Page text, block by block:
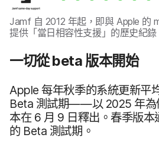
Jamf 自 2012 年​起，​即​與Apple 的
提供​「當日​相容性​支援」​的​歷史​紀錄
一​切​從beta 版​本​開始
Apple每​年​秋季​的​系統​更​新​平
Beta 測試期​——​以 2025 年​
本​在6 月 9 日​釋出。​春季​版​本​
的 Beta 測​試期。